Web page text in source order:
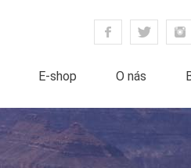
E-shop O nás